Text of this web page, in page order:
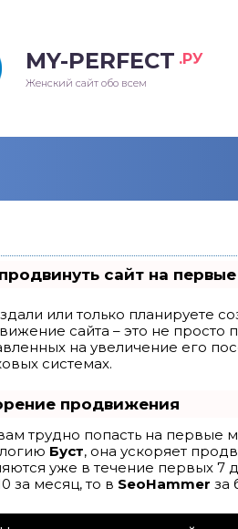
MY-PERFECT .РУ
Женский сайт обо всем
сайт на
или только планируете
сайта – это не просто
на увеличение его
системах.
продвижения
трудно попасть на первые
Буст, она ускоряет
уже в течение первых 7
за месяц, то в SeoHammer за